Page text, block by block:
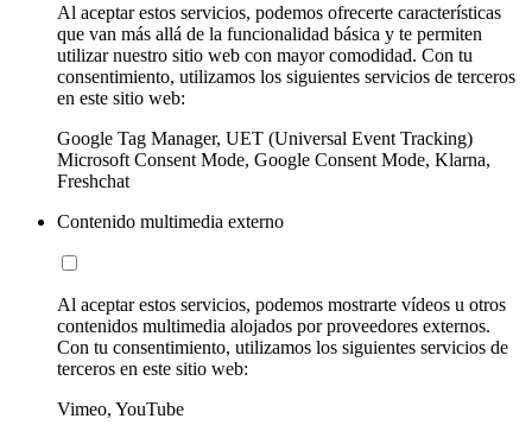
Al aceptar estos servicios, podemos ofrecerte características
que van más allá de la funcionalidad básica y te permiten
utilizar nuestro sitio web con mayor comodidad. Con tu
consentimiento, utilizamos los siguientes servicios de terceros
en este sitio web:
Google Tag Manager, UET (Universal Event Tracking)
Microsoft Consent Mode, Google Consent Mode, Klarna,
Freshchat
Contenido multimedia externo
Al aceptar estos servicios, podemos mostrarte vídeos u otros
contenidos multimedia alojados por proveedores externos.
Con tu consentimiento, utilizamos los siguientes servicios de
terceros en este sitio web:
Vimeo, YouTube